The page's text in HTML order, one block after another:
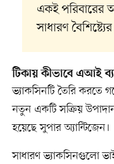
একই পরিবারের
সাধারণ
টিকায় কীভাবে এআই
ভ্যাকসিনটি তৈরি করতে
নতুন একটি সক্রিয়
হয়েছে সুপার অ্যান্টিজেন।
সাধারণ ভ্যাকসিনগুলো